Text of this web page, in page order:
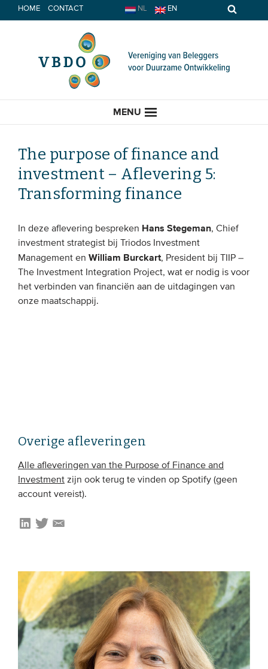
Spring
naar
HOME CONTACT NL EN
MENU
HOME
Nieuws
Opinie
Podcasts
Video’s
Team
Bestuur
Partners & netwerken
WAT WE DOEN
The purpose of finance and
investment – Aflevering 5:
Transforming finance
In deze aflevering bespreken Hans Stegeman, Chief
investment strategist bij Triodos Investment
Management en William Burckart, President bij TIIP –
The Investment Integration Project, wat er nodig is voor
het verbinden van financiën aan de uitdagingen van
onze maatschappij.
Overige afleveringen
Alle afleveringen van the Purpose of Finance and
Investment zijn ook terug te vinden op Spotify (geen
account vereist).